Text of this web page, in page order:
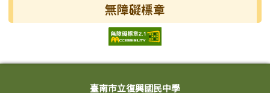
無障礙標章
頁尾區域內容臺南市立復興國民中學